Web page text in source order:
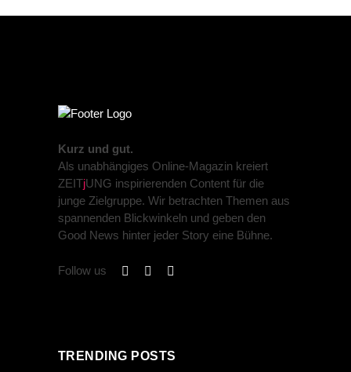
Kurz und gut.
Als unabhängiges Online-Magazin kreiert
ZEITjUNG inspirierenden Content für die
junge Zielgruppe. Wir betrachten Themen aus
spannenden Blickwinkeln und geben den
Good News hinter jeder Story eine Bühne.
Follow us
TRENDING POSTS